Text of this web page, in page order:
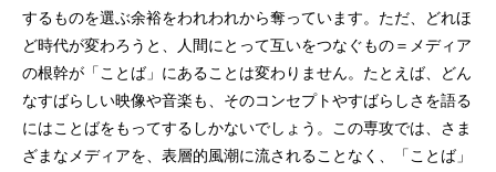
するものを選ぶ余裕をわれわれから奪っています。ただ、どれほ
ど時代が変わろうと、人間にとって互いをつなぐもの＝メディア
の根幹が「ことば」にあることは変わりません。たとえば、どん
なすばらしい映像や音楽も、そのコンセプトやすばらしさを語る
にはことばをもってするしかないでしょう。この専攻では、さま
ざまなメディアを、表層的風潮に流されることなく、「ことば」